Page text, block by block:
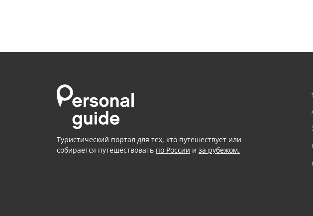
Туристический портал для тех, кто путешествует или
собирается путешествовать по России и за рубежом.